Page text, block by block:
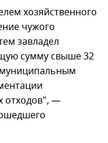
хозяйственного
чужого
завладел
сумму свыше 32
отходов", —